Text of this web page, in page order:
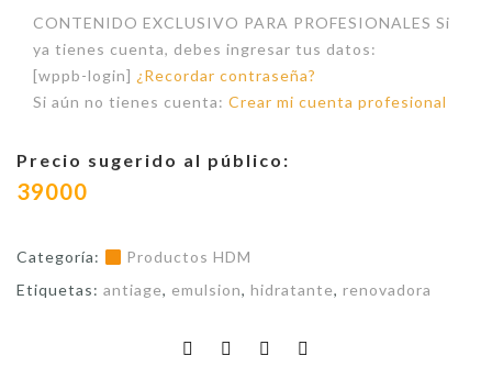
CONTENIDO EXCLUSIVO PARA PROFESIONALES Si
ya tienes cuenta, debes ingresar tus datos:
[wppb-login] ¿Recordar contraseña?
Si aún no tienes cuenta: Crear mi cuenta profesional
Precio sugerido al público:
39000
Categoría:
Productos HDM
Etiquetas: antiage, emulsion, hidratante, renovadora